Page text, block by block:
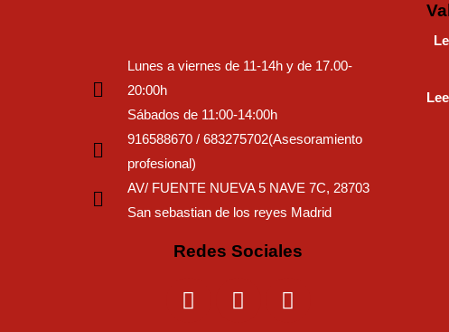
Lunes a viernes de 11-14h y de 17.00-
20:00h
Sábados de 11:00-14:00h
916588670 / 683275702(Asesoramiento
profesional)
AV/ FUENTE NUEVA 5 NAVE 7C, 28703
San sebastian de los reyes Madrid
Redes Sociales
I
n
F
a
T
i